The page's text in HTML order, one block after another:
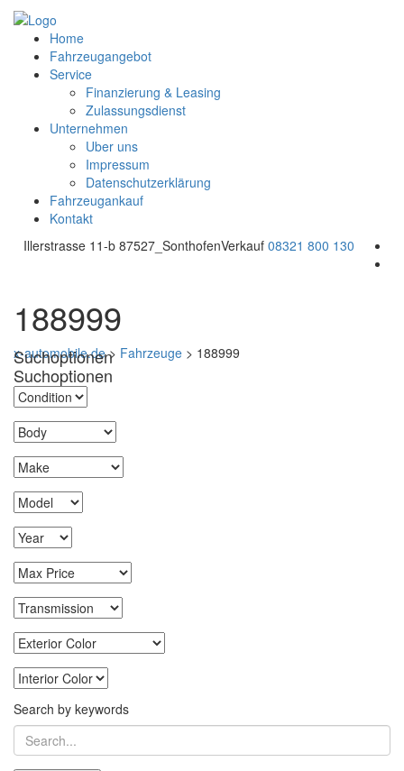
Home
Fahrzeugangebot
Service
Finanzierung & Leasing
Zulassungsdienst
Unternehmen
Uber uns
Impressum
Datenschutzerklärung
Fahrzeugankauf
Kontakt
Verkauf 08321 800 130
Illerstrasse 11-b 87527_Sonthofen
188999
x-automobile.de> Fahrzeuge > 188999
Suchoptionen
Suchoptionen
Search by keywords